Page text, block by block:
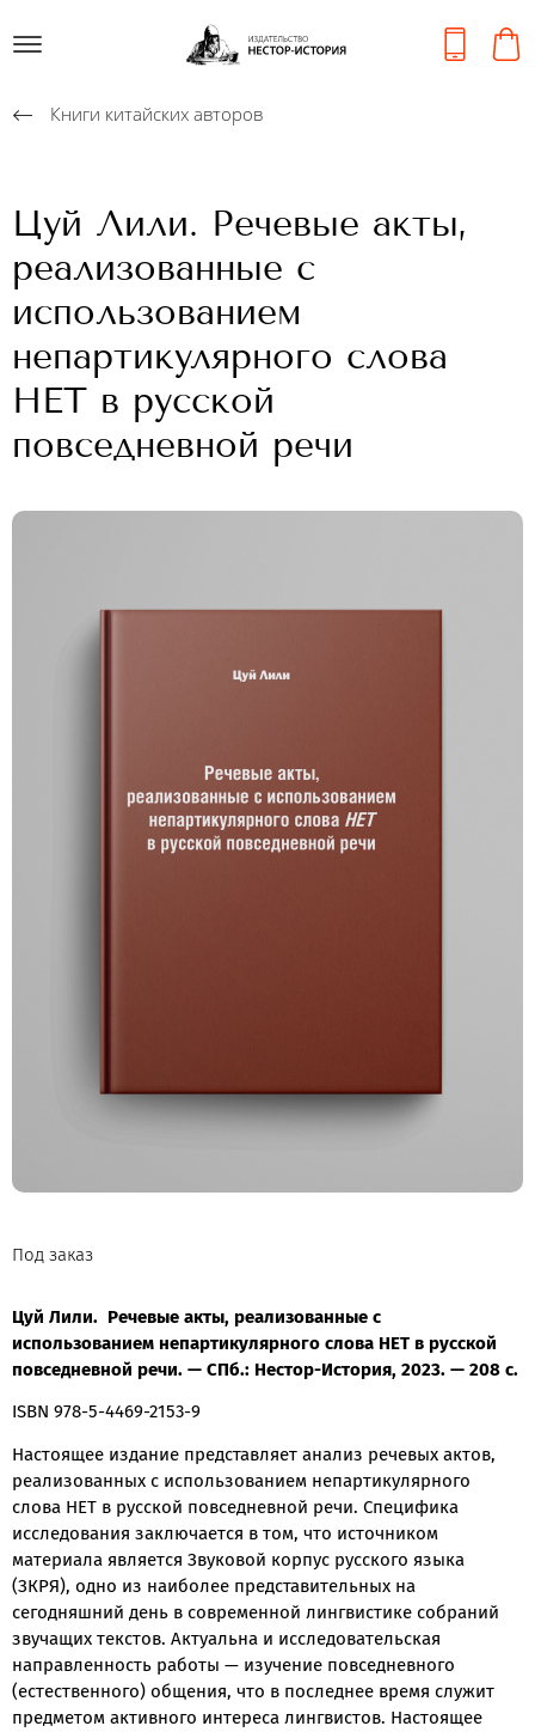
Книги китайских авторов
Цуй Лили. Речевые акты,
реализованные с
использованием
непартикулярного слова
НЕТ в русской
повседневной речи
Под заказ
Цуй Лили. Речевые акты, реализованные с
использованием непартикулярного слова НЕТ в русской
повседневной речи. — СПб.: Нестор-История, 2023. — 208 с.
ISBN 978-5-4469-2153-9
Настоящее издание представляет анализ речевых актов,
реализованных с использованием непартикулярного
слова НЕТ в русской повседневной речи. Специфика
исследования заключается в том, что источником
материала является Звуковой корпус русского языка
(ЗКРЯ), одно из наиболее представительных на
сегодняшний день в современной лингвистике собраний
звучащих текстов. Актуальна и исследовательская
направленность работы — изучение повседневного
(естественного) общения, что в последнее время служит
предметом активного интереса лингвистов. Настоящее